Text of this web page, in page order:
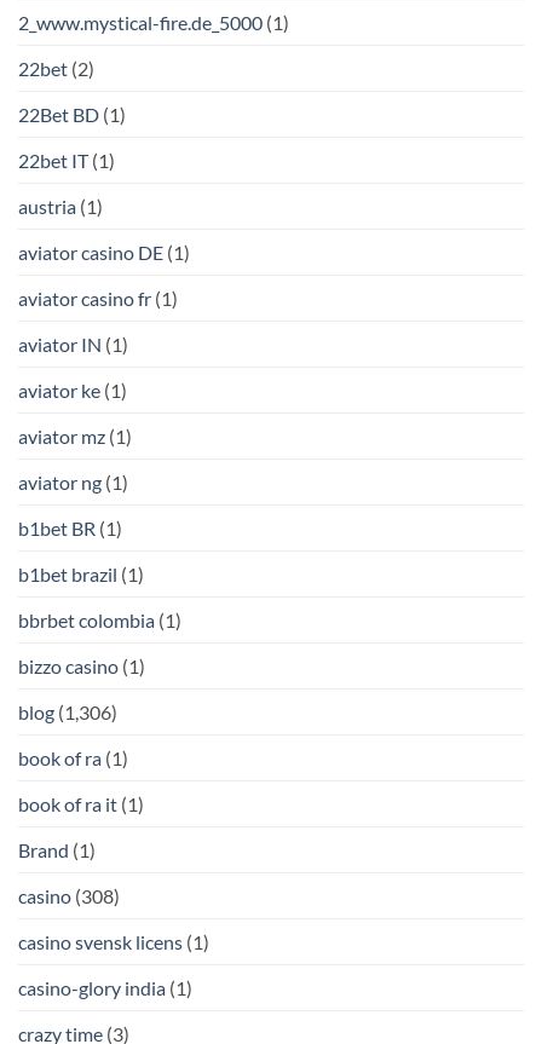
2_www.mystical-fire.de_5000 (1)
22bet (2)
22Bet BD (1)
22bet IT(1)
austria (1)
aviator casino DE (1)
aviator casino fr (1)
aviator IN (1)
aviator ke (1)
aviator mz (1)
aviator ng (1)
b1bet BR (1)
b1bet brazil (1)
bbrbet colombia (1)
bizzo casino (1)
blog (1,306)
book of ra (1)
book of ra it (1)
Brand (1)
casino (308)
casino svensk licens (1)
casino-glory india (1)
crazy time (3)